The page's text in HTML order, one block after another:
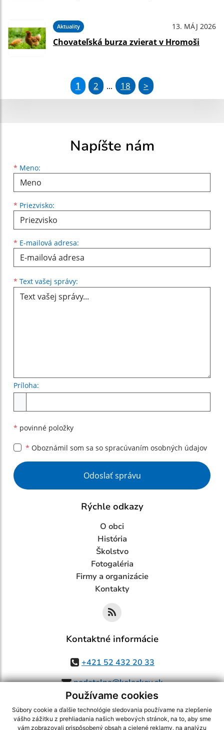
Používame cookies
Súbory cookie a ďalšie technológie sledovania používame na zlepšenie
vášho zážitku z prehliadania našich webových stránok, na to, aby sme
vám zobrazovali prispôsobený obsah a cielené reklamy, na analýzu
Aktuality 13. MÁJ 2026
Chovateľská burza zvierat v Hromoši
1 2 ... 18 >
Napíšte nám
* Meno:
Meno
* Priezvisko:
Priezvisko
* E-mailová adresa:
E-mailová adresa
* Text vašej správy:
Príloha:
* povinné položky
* Oboznámil som sa so spracúvaním osobných údajov
Google reCaptcha Response
Odoslať správu
Rýchle odkazy
O obci
História
Školstvo
Fotogaléria
Firmy a organizácie
Kontakty
Kontaktné informácie
+421 52 432 20 33
podatelna@kolackov.sk
využite možnosť získavania aktuálnych informácií s využitím RSS